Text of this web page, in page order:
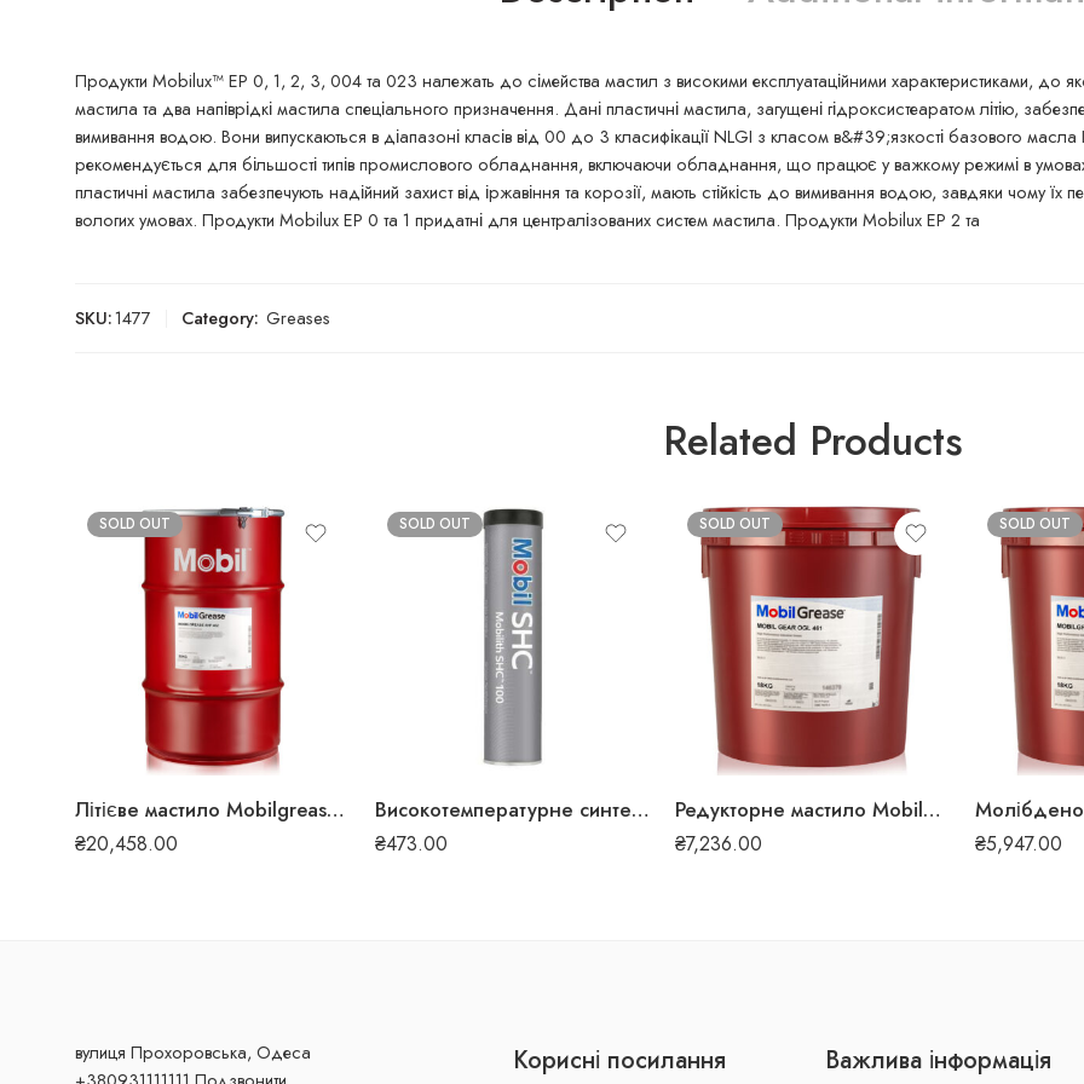
Продукти Mobilux™ EP 0, 1, 2, 3, 004 та 023 належать до сімейства мастил з високими експлуатаційними характеристиками, до
мастила та два напіврідкі мастила спеціального призначення. Дані пластичні мастила, загущені гідроксистеаратом літію,
вимивання водою. Вони випускаються в діапазоні класів від 00 до 3 класифікації NLGI з класом в&#39;язкості базового
рекомендується для більшості типів промислового обладнання, включаючи обладнання, що працює у важкому режимі в
пластичні мастила забезпечують надійний захист від іржавіння та корозії, мають стійкість до вимивання водою, завдяки чому їх
вологих умовах. Продукти Mobilux EP 0 та 1 придатні для централізованих систем мастила. Продукти Mobilux EP 2 та
SKU:1477 Category: Greases
Related Products
SOLD OUT
Літієве мастило Mobilgrease XHP 462 50 кг 150532
₴20,458.00
SOLD OUT
Високотемпературне синтетичне мастило Mobilith SHC 100 0.38 кг 5225
₴473.00
SOLD OUT
Редукторне мастило Mobilgear OGL 461 18 кг 213
₴7,236.00
SOLD OUT
₴5,947.00
вулиця Прохоровська, Одеса
Корисні посилання Важлива інформація